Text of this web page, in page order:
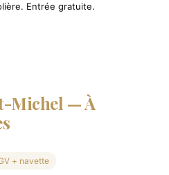
Entrée gratuite.
Michel — À
+ navette